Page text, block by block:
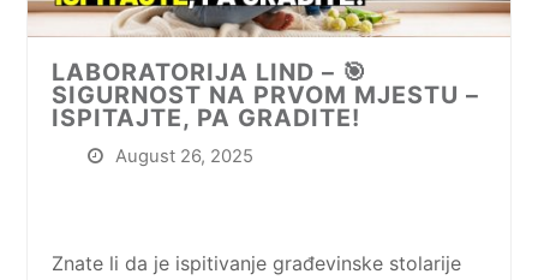
LABORATORIJA LIND – 🎯
SIGURNOST NA PRVOM MJESTU –
ISPITAJTE, PA GRADITE!
August 26, 2025
Znate li da je ispitivanje građevinske stolarije